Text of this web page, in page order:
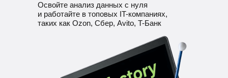
Освойте анализ данных с нуля
и работайте в топовых IT-компаниях,
таких как Ozon, Сбер, Avito, T-Банк